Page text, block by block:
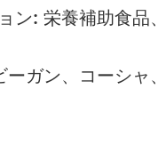
ン: 栄養補助食
ガン、コーシ